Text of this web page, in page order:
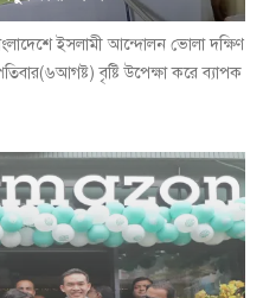
ইসলামী আন্দোলন ভোলা দক্ষিণ
বৃষ্টি উপেক্ষা করে ব্যাপক